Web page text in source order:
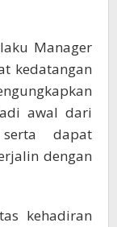
Manager
kedatangan
awal dari
dapat
dengan
kehadiran